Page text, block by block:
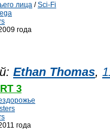
лица /Sci-Fi
года
Ethan Thomas,
3
года